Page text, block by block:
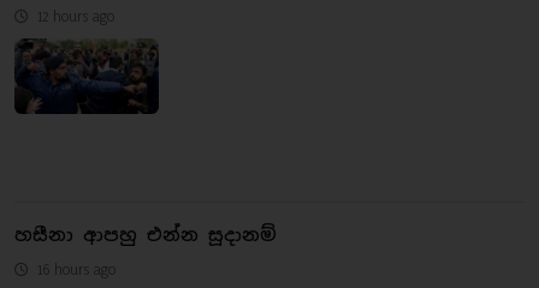
12 hours ago
හසීනා ආපහු එන්න සූදානම්
16 hours ago